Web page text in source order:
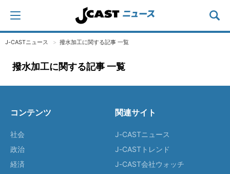
J-CASTニュース 撥水加工に関する記事 一覧
撥水加工に関する記事 一覧
コンテンツ
社会
政治
経済
関連サイト
J-CASTニュース
J-CASTトレンド
J-CAST会社ウォッチ